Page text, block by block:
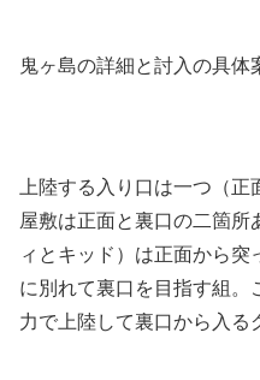
鬼ヶ島の詳細と討入の具体
上陸する入り口は一つ（
屋敷は正面と裏口の二箇所
ィとキッド）は正面から
に別れて裏口を目指す組。
力で上陸して裏口から入る